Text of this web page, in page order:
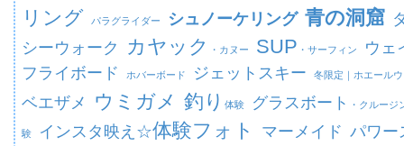
リング パラグライダー シュノーケリング 青の洞窟
シーウォーク
カヤック ・カヌー SUP ・サーフィン
ウェ
フライボード
ホバーボード ジェットスキー 冬限定｜ ホエール
ベエザメ ウミガメ 釣り 体験 グラスボート ・クルージ
験 インスタ映え☆体験フォト マーメイド パワー